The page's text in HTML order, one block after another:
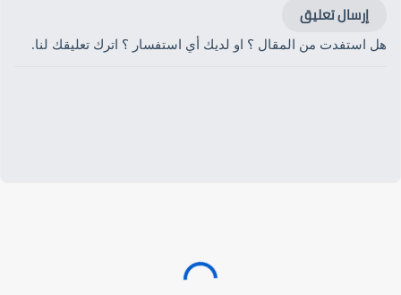
إرسال تعليق
هل استفدت من المقال ؟ او لديك أي استفسار ؟ اترك تعليقك لنا.